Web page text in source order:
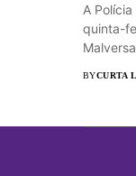
A
quinta-
BYCURTA